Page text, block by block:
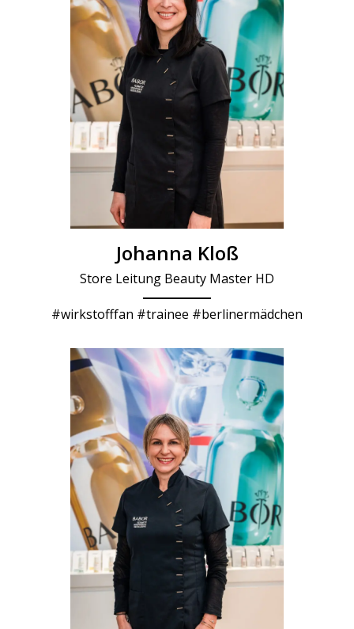
Johanna Kloß
Store Leitung Beauty Master HD
#wirkstofffan #trainee #berlinermädchen